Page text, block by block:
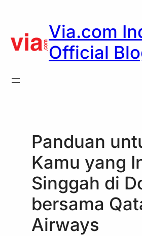
content
Via.com
Official
Panduan
Kamu yang
Singgah di
bersama
Airways